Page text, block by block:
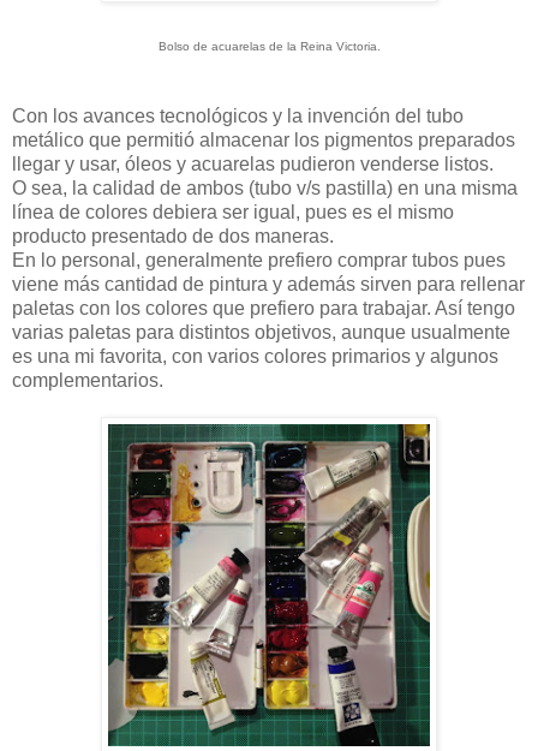
Bolso de acuarelas de la Reina Victoria.
Con los avances tecnológicos y la invención del tubo
metálico que permitió almacenar los pigmentos preparados
llegar y usar, óleos y acuarelas pudieron venderse listos.
O sea, la calidad de ambos (tubo v/s pastilla) en una misma
línea de colores debiera ser igual, pues es el mismo
producto presentado de dos maneras.
En lo personal, generalmente prefiero comprar tubos pues
viene más cantidad de pintura y además sirven para rellenar
paletas con los colores que prefiero para trabajar. Así tengo
varias paletas para distintos objetivos, aunque usualmente
es una mi favorita, con varios colores primarios y algunos
complementarios.